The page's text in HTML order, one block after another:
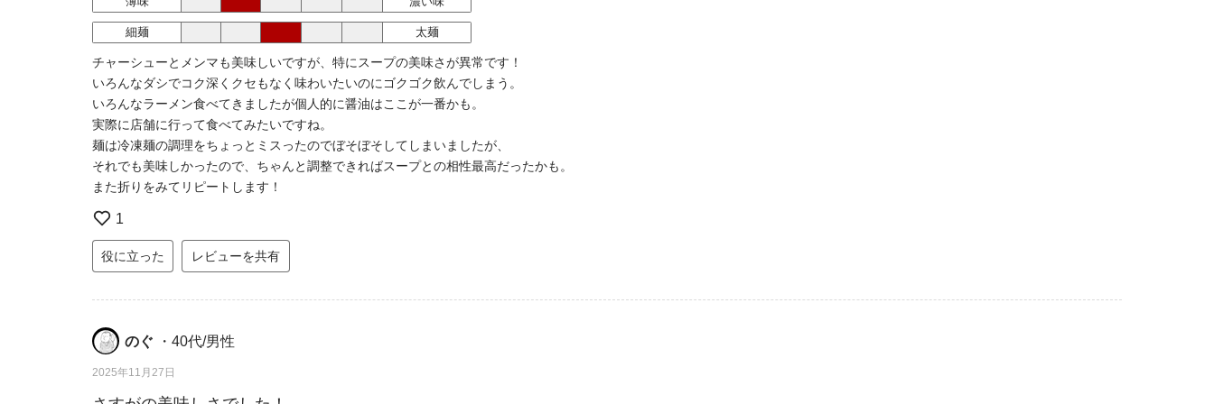
細麺 太麺
チャーシューとメンマも美味しいですが、特にスープの美味さが異常です！
いろんなダシでコク深くクセもなく味わいたいのにゴクゴク飲んでしまう。
いろんなラーメン食べてきましたが個人的に醤油はここが一番かも。
実際に店舗に行って食べてみたいですね。
麺は冷凍麺の調理をちょっとミスったのでぼそぼそしてしまいましたが、
それでも美味しかったので、ちゃんと調整できればスープとの相性最高だったかも。
また折りをみてリピートします！
1
役に立った レビューを共有
のぐ ・40代/男性
2025年11月27日